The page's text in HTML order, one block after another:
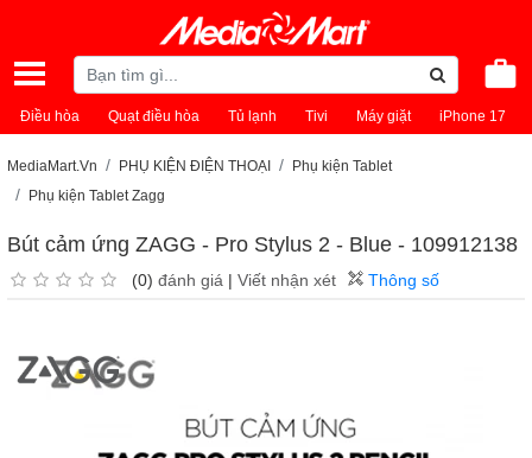
Điều hòa Quạt điều hòa Tủ lạnh Tivi Máy giặt iPhone 17
MediaMart.Vn PHỤ KIỆN ĐIỆN THOẠI
Phụ kiện Tablet
Phụ kiện Tablet Zagg
Bút cảm ứng ZAGG - Pro Stylus 2 - Blue - 109912138
(0) đánh giá | Viết nhận xét Thông số